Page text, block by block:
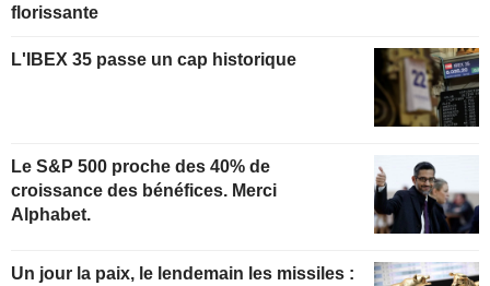
florissante
L'IBEX 35 passe un cap historique
Le S&P 500 proche des 40% de
croissance des bénéfices. Merci
Alphabet.
Un jour la paix, le lendemain les missiles :